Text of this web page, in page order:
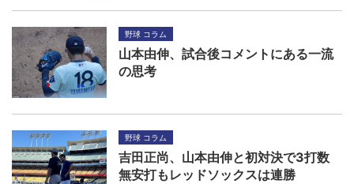
野球 コラム
山本由伸、試合後コメントにある一流
の思考
野球 コラム
吉田正尚、山本由伸と初対決で3打数
無安打もレッドソックスは連勝